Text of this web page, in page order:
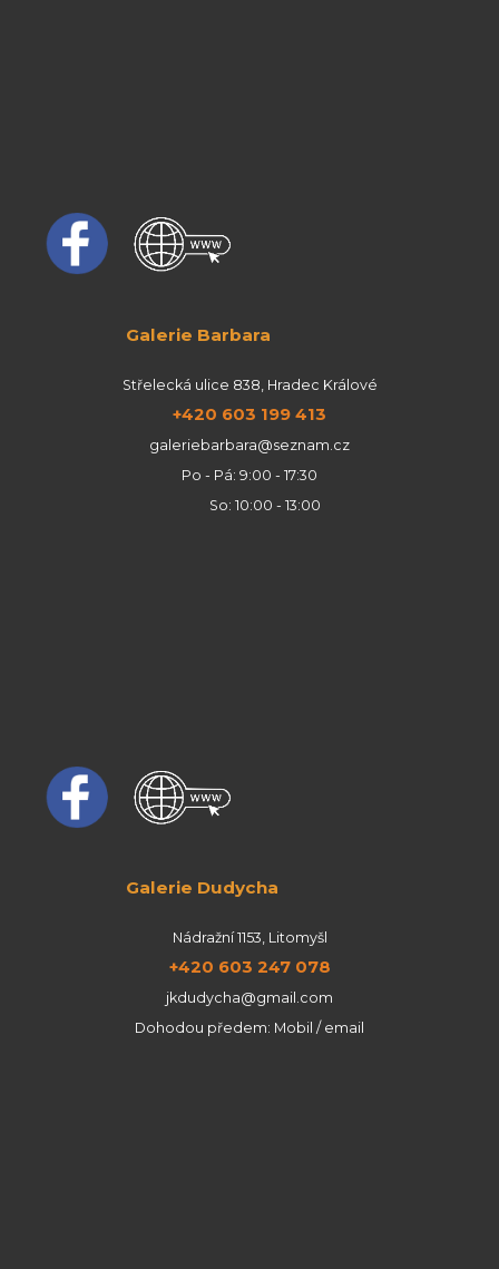
Galerie Barbara
Střelecká ulice 838, Hradec Králové
+420 603 199 413
galeriebarbara@seznam.cz
Po - Pá: 9:00 - 17:30
So: 10:00 - 13:00
Galerie Dudycha
Nádražní 1153, Litomyšl
+420 603 247 078
jkdudycha@gmail.com
Dohodou předem: Mobil / email